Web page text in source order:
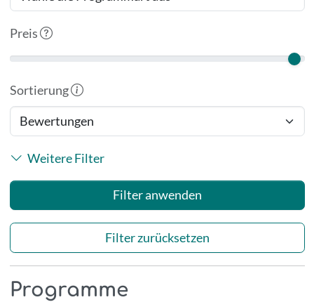
Preis
Sortierung
Weitere Filter
Filter zurücksetzen
Programme